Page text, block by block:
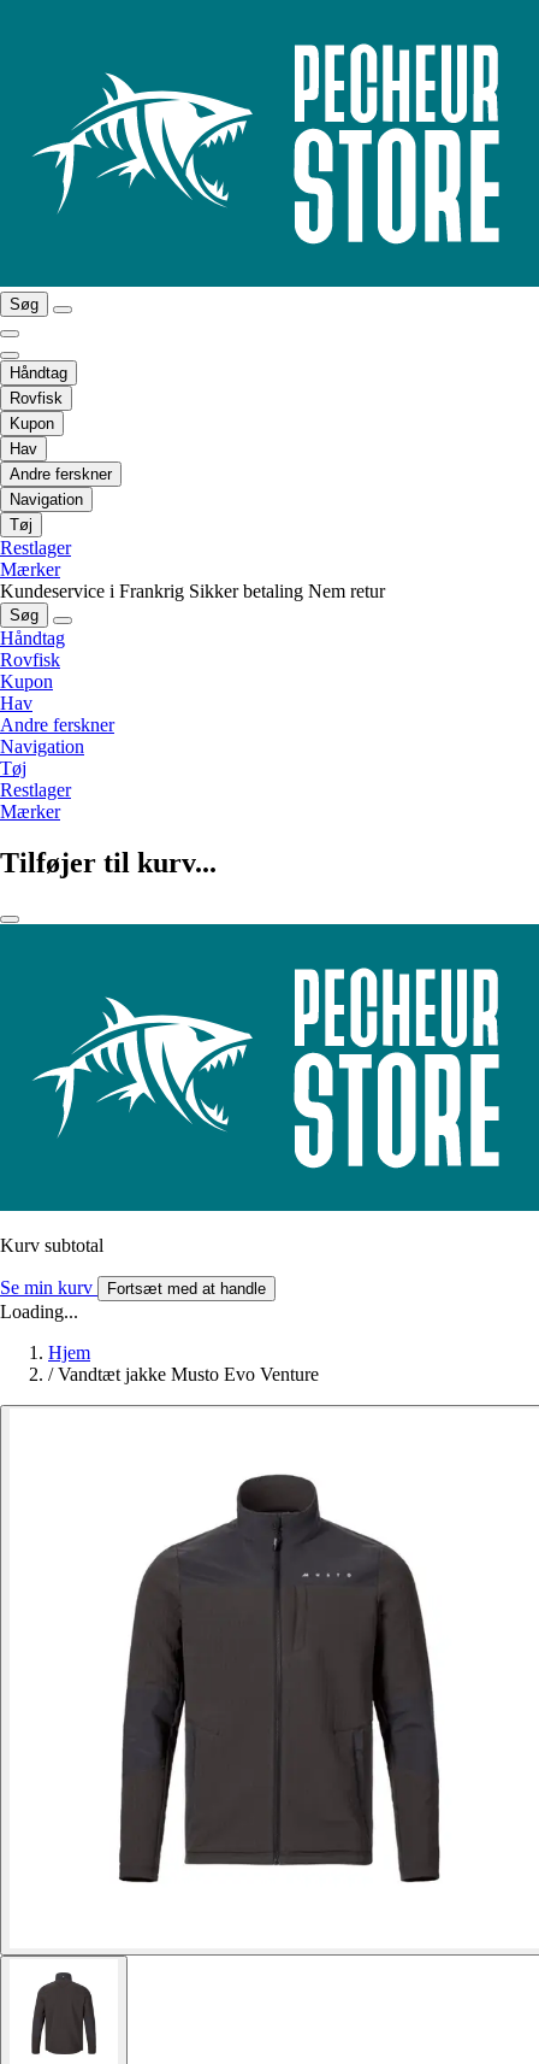
Søg
Håndtag
Rovfisk
Kupon
Hav
Andre ferskner
Navigation
Tøj
Restlager
Mærker
Kundeservice i Frankrig Sikker betaling Nem retur
Søg
Håndtag
Rovfisk
Kupon
Hav
Andre ferskner
Navigation
Tøj
Restlager
Mærker
Tilføjer til kurv...
Kurv subtotal
Se min kurv Fortsæt med at handle
Loading...
Hjem
/ Vandtæt jakke Musto Evo Venture